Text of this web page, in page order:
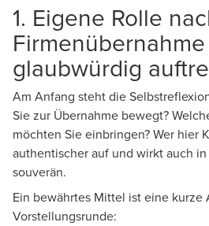
1. Eigene Rolle
glaubwürdig
Am Anfang steht die
Sie zur Übernahme bewegt?
möchten Sie einbringen? Wer hier
authentischer auf und wirkt auch
souverän.
Ein bewährtes Mittel ist eine kurze
Vorstellungsrunde: